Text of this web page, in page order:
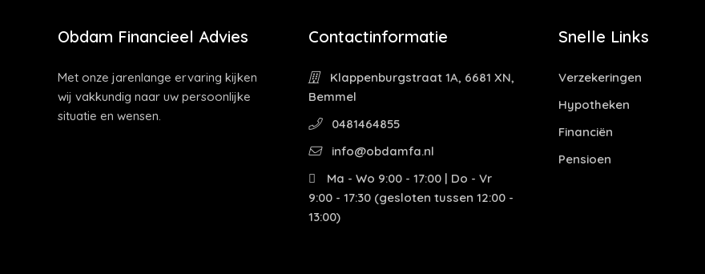
Obdam Financieel Advies
Met onze jarenlange ervaring kijken
wij vakkundig naar uw persoonlijke
situatie en wensen.
Contactinformatie
Klappenburgstraat 1A, 6681 XN,
Bemmel
0481464855
info@obdamfa.nl
Ma - Wo 9:00 - 17:00 | Do - Vr
9:00 - 17:30 (gesloten tussen 12:00 -
13:00)
Snelle Links
Verzekeringen
Hypotheken
Financiën
Pensioen